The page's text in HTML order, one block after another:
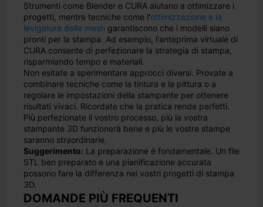
Strumenti come Blender e CURA aiutano a ottimizzare i
progetti, mentre tecniche come l'ottimizzazione e la
levigatura delle mesh garantiscono che i modelli siano
pronti per la stampa. Ad esempio, l'anteprima virtuale di
CURA consente di perfezionare la strategia di stampa,
risparmiando tempo e materiali.
Non esitate a sperimentare approcci diversi. Provate a
combinare tecniche come la tintura e la pittura o a
regolare le impostazioni della stampante per ottenere
risultati vivaci. Ricordate che la pratica rende perfetti.
Più perfezionate il vostro processo, più la vostra
stampante 3D funzionerà bene e più le vostre stampe
saranno straordinarie.
Suggerimento: La preparazione è fondamentale. Un file
STL ben preparato e una pianificazione accurata
possono fare la differenza nei vostri progetti di stampa
3D.
DOMANDE PIÙ FREQUENTI